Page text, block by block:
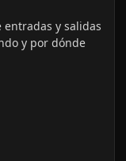
y salidas
y por dónde